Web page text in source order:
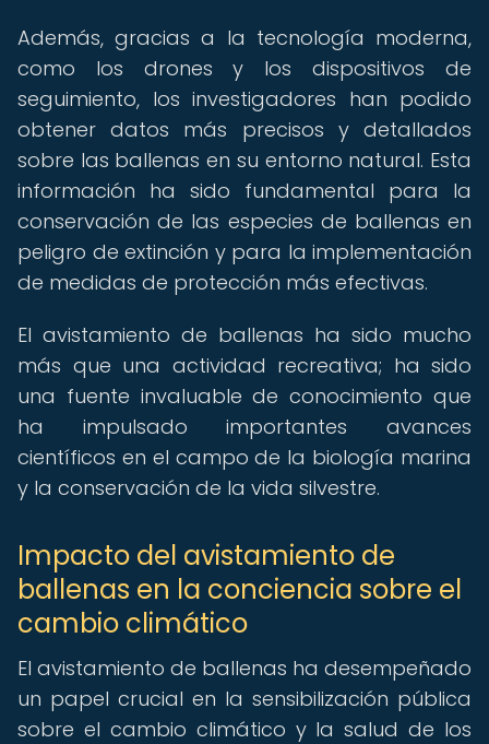
Además, gracias a la tecnología moderna,
como los drones y los dispositivos de
seguimiento, los investigadores han podido
obtener datos más precisos y detallados
sobre las ballenas en su entorno natural. Esta
información ha sido fundamental para la
conservación de las especies de ballenas en
peligro de extinción y para la implementación
de medidas de protección más efectivas.
El avistamiento de ballenas ha sido mucho
más que una actividad recreativa; ha sido
una fuente invaluable de conocimiento que
ha impulsado importantes avances
científicos en el campo de la biología marina
y la conservación de la vida silvestre.
Impacto del avistamiento de
ballenas en la conciencia sobre el
cambio climático
El avistamiento de ballenas ha desempeñado
un papel crucial en la sensibilización pública
sobre el cambio climático y la salud de los